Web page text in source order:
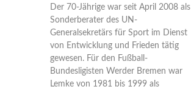
Der 70-Jährige war seit April 2008 als
Sonderberater des UN-
Generalsekretärs für Sport im Dienst
von Entwicklung und Frieden tätig
gewesen. Für den Fußball-
Bundesligisten Werder Bremen war
Lemke von 1981 bis 1999 als